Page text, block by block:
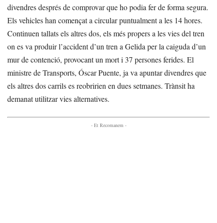
divendres després de comprovar que ho podia fer de forma segura.
Els vehicles han començat a circular puntualment a les 14 hores.
Continuen tallats els altres dos, els més propers a les vies del tren
on es va produir l’accident d’un tren a Gelida per la caiguda d’un
mur de contenció, provocant un mort i 37 persones ferides. El
ministre de Transports, Óscar Puente, ja va apuntar divendres que
els altres dos carrils es reobririen en dues setmanes. Trànsit ha
demanat utilitzar vies alternatives.
- Et Recomanem -